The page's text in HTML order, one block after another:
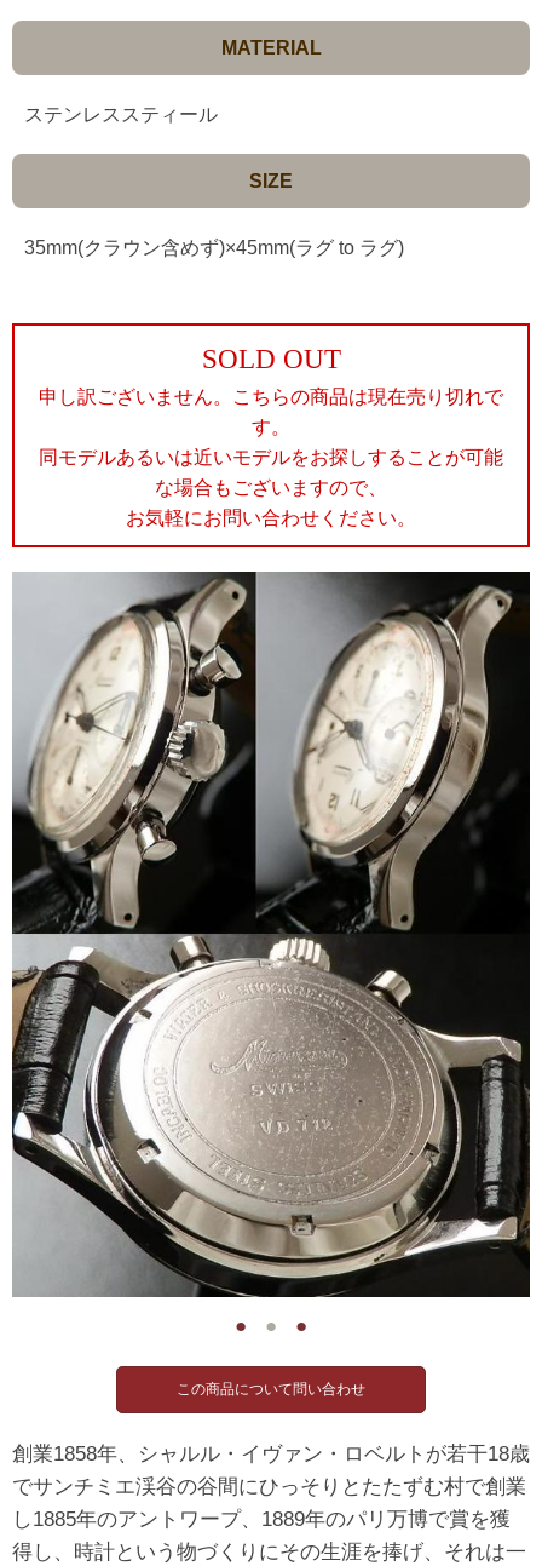
MATERIAL
ステンレススティール
SIZE
35mm(クラウン含めず)×45mm(ラグ to ラグ)
SOLD OUT
申し訳ございません。こちらの商品は現在売り切れで
す。
同モデルあるいは近いモデルをお探しすることが可能
な場合もございますので、
お気軽にお問い合わせください。
● ● ●
創業1858年、シャルル・イヴァン・ロベルトが若干18歳
でサンチミエ渓谷の谷間にひっそりとたたずむ村で創業
し1885年のアントワープ、1889年のパリ万博で賞を獲
得し、時計という物づくりにその生涯を捧げ、それは一